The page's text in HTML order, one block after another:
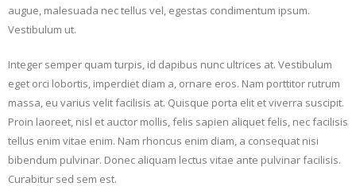
augue, malesuada nec tellus vel, egestas condimentum ipsum.
Vestibulum ut.
Integer semper quam turpis, id dapibus nunc ultrices at. Vestibulum
eget orci lobortis, imperdiet diam a, ornare eros. Nam porttitor rutrum
massa, eu varius velit facilisis at. Quisque porta elit et viverra suscipit.
Proin laoreet, nisl et auctor mollis, felis sapien aliquet felis, nec facilisis
tellus enim vitae enim. Nam rhoncus enim diam, a consequat nisi
bibendum pulvinar. Donec aliquam lectus vitae ante pulvinar facilisis.
Curabitur sed sem est.